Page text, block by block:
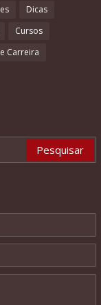
Dicas
Cursos
Carreira